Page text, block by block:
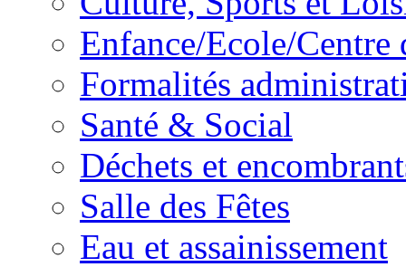
Enfance/Ecole/Centre
Formalités
Santé & Social
Déchets et
Salle des Fêtes
Eau et assainissement